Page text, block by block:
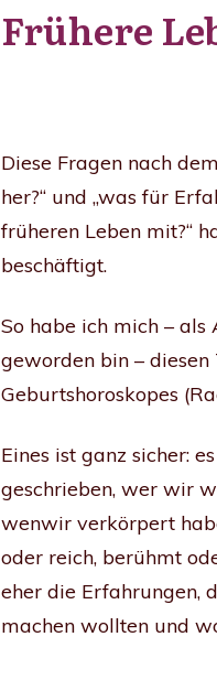
Frühere
Diese Fragen nach
her?“ und „was für
früheren Leben mit?“
beschäftigt.
So habe ich mich – als
geworden bin –
Geburtshoroskopes
Eines ist ganz sicher:
geschrieben, wer wir
wenwir verkörpert
oder reich, berühmt
eher die Erfahrungen,
machen wollten und